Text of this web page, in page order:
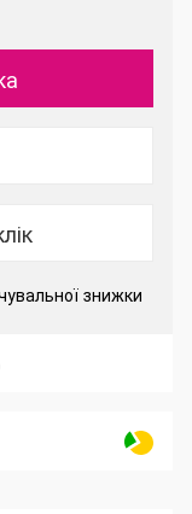
знижки